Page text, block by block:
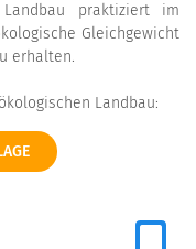
praktiziert im
Gleichgewicht
erhalten.
Landbau: